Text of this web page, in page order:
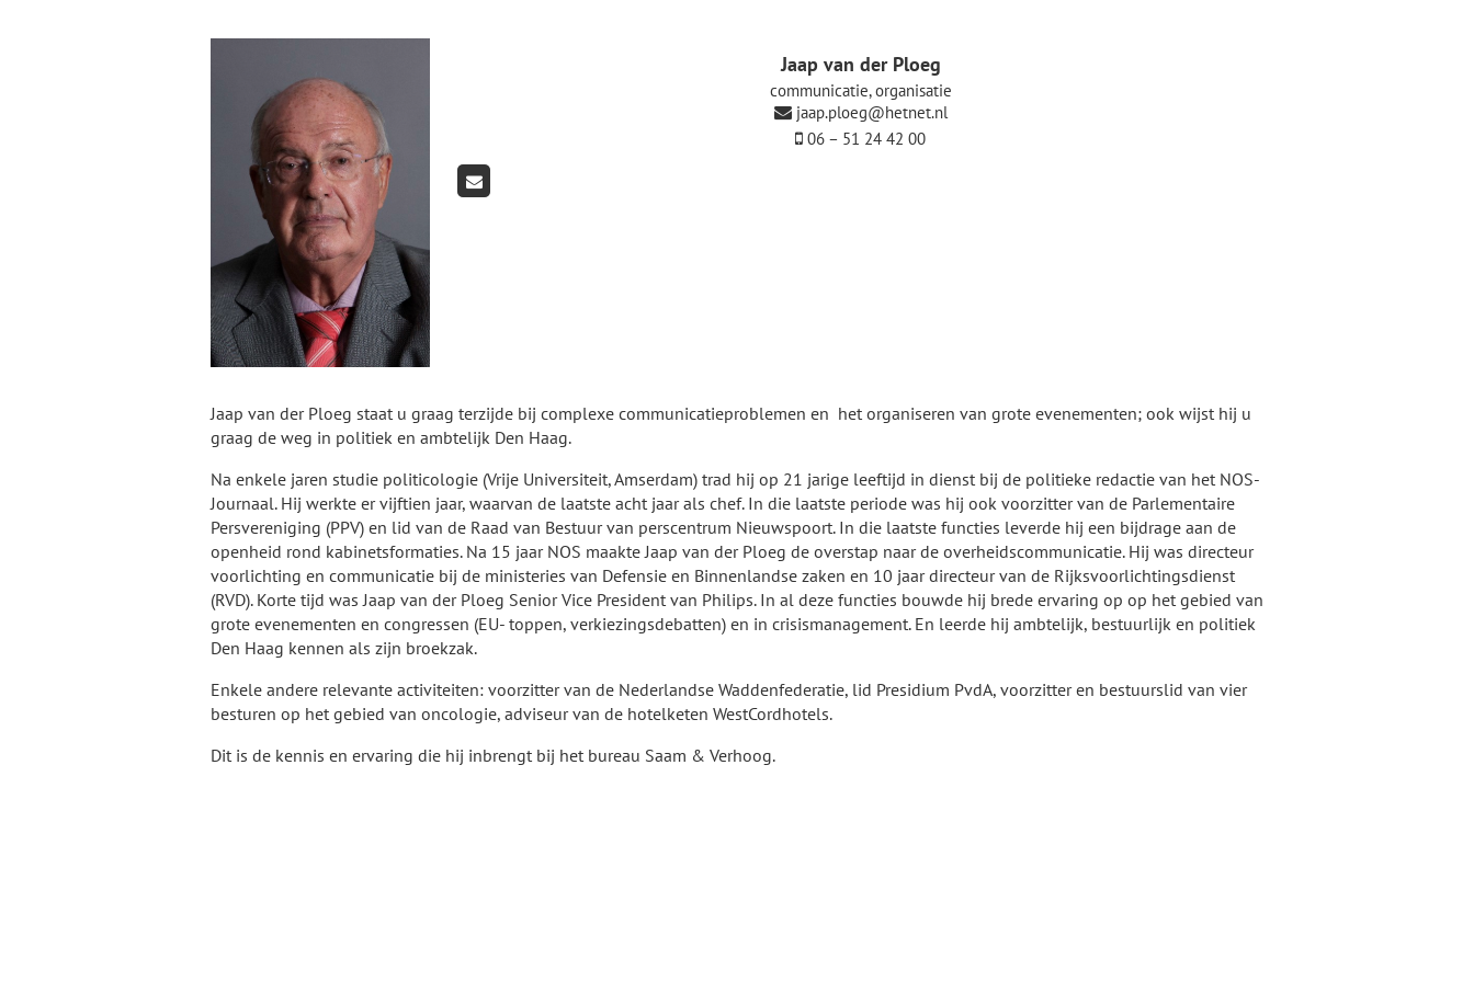
Jaap van der Ploeg
communicatie, organisatie
06 – 51 24 42 00
jaap.ploeg@hetnet.nl
Jaap van der Ploeg staat u graag terzijde bij complexe communicatieproblemen en het organiseren van grote evenementen; ook wijst hij u
graag de weg in politiek en ambtelijk Den Haag.
Na enkele jaren studie politicologie (Vrije Universiteit, Amserdam) trad hij op 21 jarige leeftijd in dienst bij de politieke redactie van het NOS-
Journaal. Hij werkte er vijftien jaar, waarvan de laatste acht jaar als chef. In die laatste periode was hij ook voorzitter van de Parlementaire
Persvereniging (PPV) en lid van de Raad van Bestuur van perscentrum Nieuwspoort. In die laatste functies leverde hij een bijdrage aan de
openheid rond kabinetsformaties. Na 15 jaar NOS maakte Jaap van der Ploeg de overstap naar de overheidscommunicatie. Hij was directeur
voorlichting en communicatie bij de ministeries van Defensie en Binnenlandse zaken en 10 jaar directeur van de Rijksvoorlichtingsdienst
(RVD). Korte tijd was Jaap van der Ploeg Senior Vice President van Philips. In al deze functies bouwde hij brede ervaring op op het gebied van
grote evenementen en congressen (EU- toppen, verkiezingsdebatten) en in crisismanagement. En leerde hij ambtelijk, bestuurlijk en politiek
Den Haag kennen als zijn broekzak.
Enkele andere relevante activiteiten: voorzitter van de Nederlandse Waddenfederatie, lid Presidium PvdA, voorzitter en bestuurslid van vier
besturen op het gebied van oncologie, adviseur van de hotelketen WestCordhotels.
Dit is de kennis en ervaring die hij inbrengt bij het bureau Saam & Verhoog.